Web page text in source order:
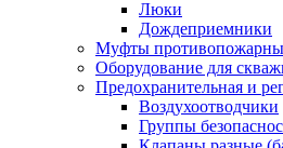
Люки
Дождеприемники
Муфты
Оборудование для
Предохранительная и
Воздухоотводчики
Группы